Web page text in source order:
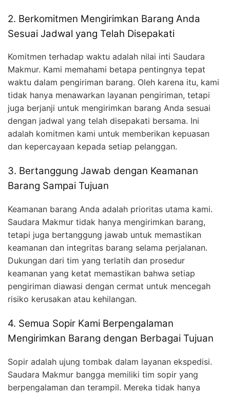
2. Berkomitmen Mengirimkan Barang Anda
Sesuai Jadwal yang Telah Disepakati
Komitmen terhadap waktu adalah nilai inti Saudara
Makmur. Kami memahami betapa pentingnya tepat
waktu dalam pengiriman barang. Oleh karena itu, kami
tidak hanya menawarkan layanan pengiriman, tetapi
juga berjanji untuk mengirimkan barang Anda sesuai
dengan jadwal yang telah disepakati bersama. Ini
adalah komitmen kami untuk memberikan kepuasan
dan kepercayaan kepada setiap pelanggan.
3. Bertanggung Jawab dengan Keamanan
Barang Sampai Tujuan
Keamanan barang Anda adalah prioritas utama kami.
Saudara Makmur tidak hanya mengirimkan barang,
tetapi juga bertanggung jawab untuk memastikan
keamanan dan integritas barang selama perjalanan.
Dukungan dari tim yang terlatih dan prosedur
keamanan yang ketat memastikan bahwa setiap
pengiriman diawasi dengan cermat untuk mencegah
risiko kerusakan atau kehilangan.
4. Semua Sopir Kami Berpengalaman
Mengirimkan Barang dengan Berbagai Tujuan
Sopir adalah ujung tombak dalam layanan ekspedisi.
Saudara Makmur bangga memiliki tim sopir yang
berpengalaman dan terampil. Mereka tidak hanya